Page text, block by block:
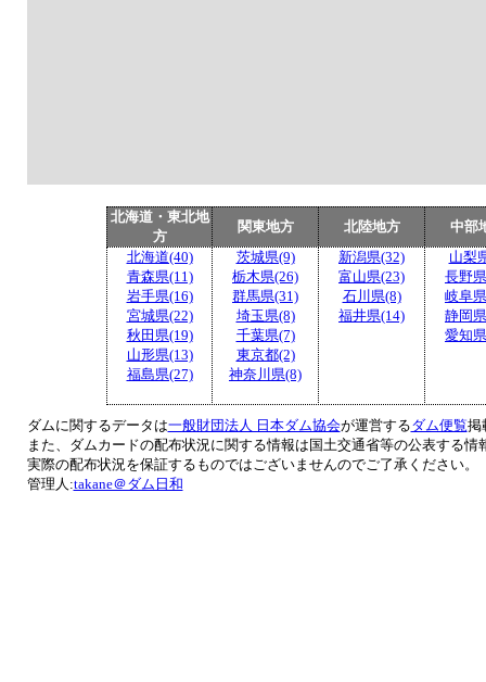
北海道・東北地
方
関東地方 北陸地方
中部
北海道(40)
青森県(11)
岩手県(16)
宮城県(22)
秋田県(19)
山形県(13)
福島県(27)
茨城県(9)
栃木県(26)
群馬県(31)
埼玉県(8)
千葉県(7)
東京都(2)
神奈川県(8)
新潟県(32)
富山県(23)
石川県(8)
福井県(14)
山梨
長野
岐阜
静岡
愛知
ダムに関するデータは一般財団法人 日本ダム協会が運営するダム便覧掲
また、ダムカードの配布状況に関する情報は国土交通省等の公表する情
実際の配布状況を保証するものではございませんのでご了承ください。
管理人:takane＠ダム日和